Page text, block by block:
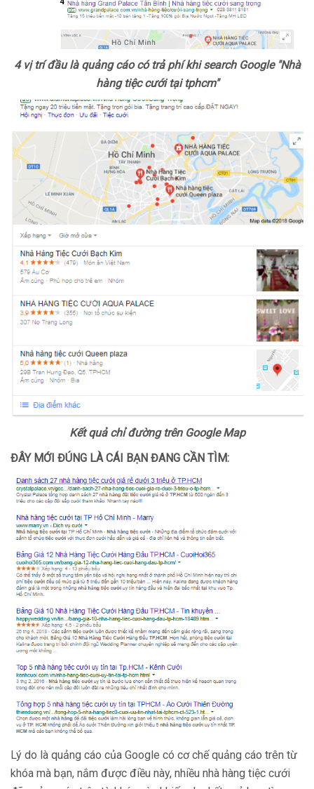
4 vị trí đầu là quảng cáo có trả phí khi search Google "Nhà
hàng tiệc cưới tại tphcm"
Kết quả chỉ đường trên Google Map
ĐÂY MỚI ĐÚNG LÀ CÁI BẠN ĐANG CẦN TÌM:
Lý do là quảng cáo của Google có cơ chế quảng cáo trên từ
khóa mà bạn, nắm được điều này, nhiều nhà hàng tiệc cưới